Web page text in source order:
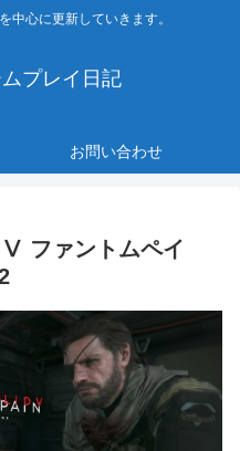
中心に更新していきます。
プレイ日記
お問い合わせ
Ⅴ ファントムペイ